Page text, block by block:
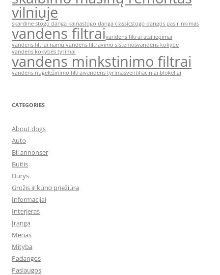
vilniuje
skardine stogo danga kainastogo danga classicstogo dangos pasirinkimas
vandens filtraivandens filtrai atsiliepimai
vandens filtrai namuivandens filtravimo sistemosvandens kokybe
vandens kokybės tyrimai
vandens minkstinimo filtrai
vandens nugeležinimo filtraivandens tyrimasventiliaciniai blokeliai
CATEGORIES
About dogs
Auto
Bil annonser
Buitis
Durys
Grožis ir kūno priežiūra
Informacijai
Interjeras
Įranga
Menas
Mityba
Padangos
Paslaugos